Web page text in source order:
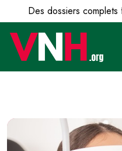
Des dossiers